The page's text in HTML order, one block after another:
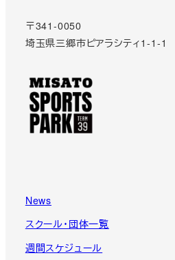
〒341-0050
埼玉県三郷市ピアラシティ1-1-1
News
スクール・団体一覧
週間スケジュール